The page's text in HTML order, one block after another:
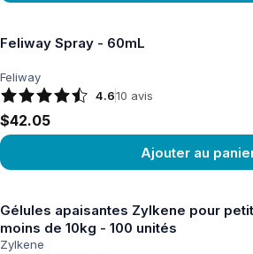
Feliway Spray - 60mL
Feliway
4.610 avis
$42.05
Ajouter au
Gélules apaisantes Zylkene pour
moins de 10kg - 100 unités
Zylkene